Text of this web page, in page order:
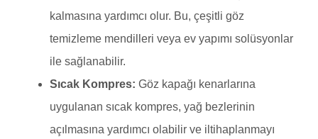
kalmasına yardımcı olur. Bu, çeşitli göz
temizleme mendilleri veya ev yapımı solüsyonlar
ile sağlanabilir.
Sıcak Kompres: Göz kapağı kenarlarına
uygulanan sıcak kompres, yağ bezlerinin
açılmasına yardımcı olabilir ve iltihaplanmayı